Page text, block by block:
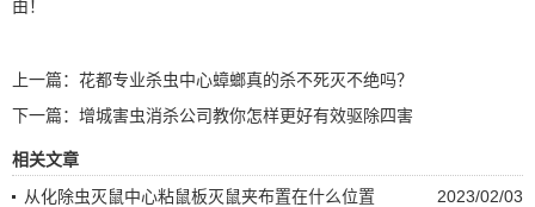
由！
上一篇： 花都专业杀虫中心蟑螂真的杀不死灭不绝吗？
下一篇： 增城害虫消杀公司教你怎样更好有效驱除四害
相关文章
2023/02/03
从化除虫灭鼠中心粘鼠板灭鼠夹布置在什么位置